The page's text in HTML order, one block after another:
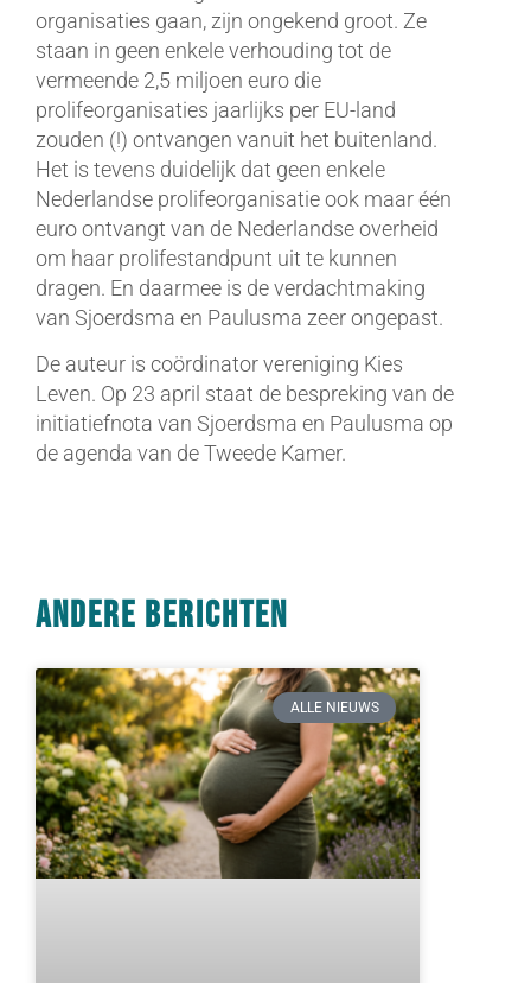
organisaties gaan, zijn ongekend groot. Ze
staan in geen enkele verhouding tot de
vermeende 2,5 miljoen euro die
prolifeorganisaties jaarlijks per EU-land
zouden (!) ontvangen vanuit het buitenland.
Het is tevens duidelijk dat geen enkele
Nederlandse prolifeorganisatie ook maar één
euro ontvangt van de Nederlandse overheid
om haar prolifestandpunt uit te kunnen
dragen. En daarmee is de verdachtmaking
van Sjoerdsma en Paulusma zeer ongepast.
De auteur is coördinator vereniging Kies
Leven. Op 23 april staat de bespreking van de
initiatiefnota van Sjoerdsma en Paulusma op
de agenda van de Tweede Kamer.
Andere berichten
ALLE NIEUWS